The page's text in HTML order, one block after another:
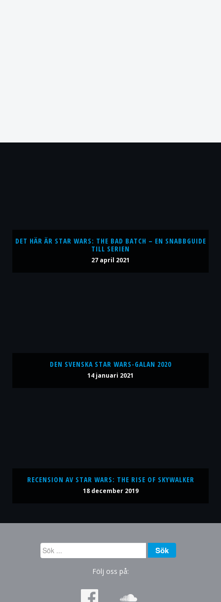
DET HÄR ÄR STAR WARS: THE BAD BATCH – EN SNABBGUIDE
TILL SERIEN
27 april 2021
DEN SVENSKA STAR WARS-GALAN 2020
14 januari 2021
RECENSION AV STAR WARS: THE RISE OF SKYWALKER
18 december 2019
Sök
...
Sök
Följ oss på: